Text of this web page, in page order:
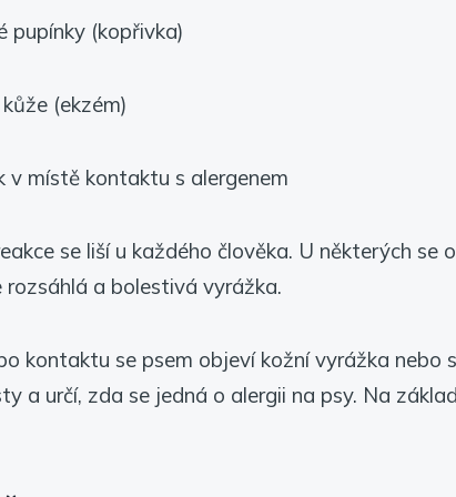
pupínky (kopřivka)
(ekzém)
v místě kontaktu s alergenem
se liší u každého člověka. U některých se
rozsáhlá a bolestivá vyrážka.
kontaktu se psem objeví kožní vyrážka
a určí, zda se jedná o alergii na psy. Na